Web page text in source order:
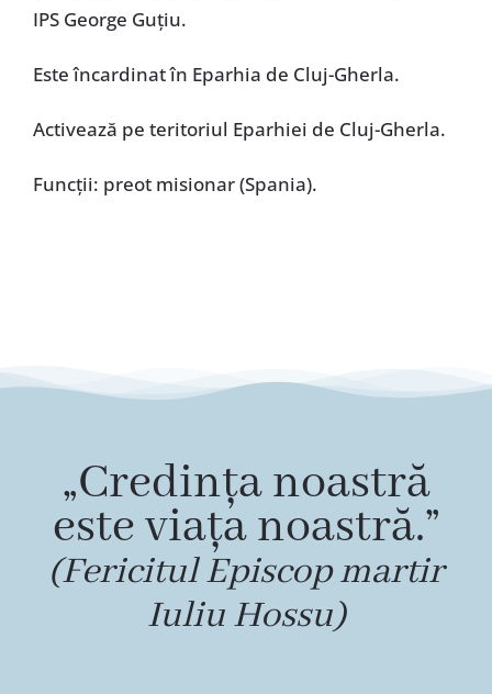
IPS George Guțiu.
Este încardinat în Eparhia de Cluj-Gherla.
Activează pe teritoriul Eparhiei de Cluj-Gherla.
Funcţii: preot misionar (Spania).
„Credința noastră
este viața noastră.”
(Fericitul Episcop martir
Iuliu Hossu)